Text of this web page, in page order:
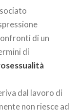
di un
di
dal lavoro di
non riesce ad